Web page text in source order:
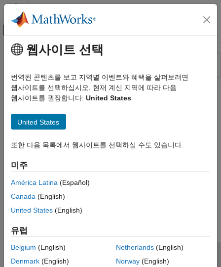
콘텐츠로 바로 가기
오프캔버스 탐색 메뉴 토글
리소스
상태
주요 콘텐츠
웹사이트 선택
번역된 콘텐츠를 보고 지역별 이벤트와 혜택을 살펴보려면
웹사이트를 선택하십시오. 현재 계신 지역에 따라 다음
웹사이트를 권장합니다: United States
United States
또한 다음 목록에서 웹사이트를 선택하실 수도 있습니다.
미주
América Latina (Español)
Canada (English)
United States (English)
유럽
Belgium (English)
Denmark (English)
Netherlands(English)
Norway(English)
신뢰 센터 등록 상표 개인정보 취급방침
불법 복제 방지